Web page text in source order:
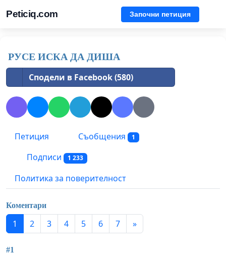
Peticiq.com Започни петиция
РУСЕ ИСКА ДА ДИША
Сподели в Facebook (580)
Петиция Съобщения 1
Подписи 1 233
Политика за поверителност
Коментари
1 2 3 4 5 6 7 »
#1